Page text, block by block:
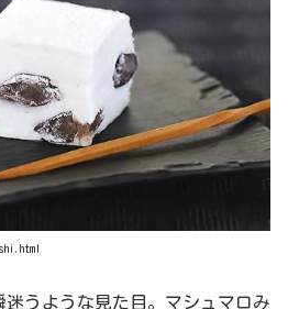
うような見た目。マシュマロみ